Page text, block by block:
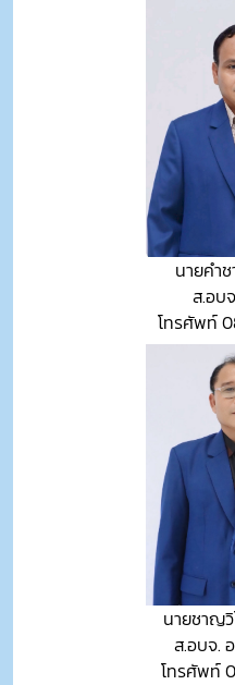
นายคำ
ส.อบ
โทรศัพท์
นายชาญ
ส.อบจ.
โทรศัพท์